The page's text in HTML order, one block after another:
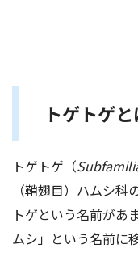
トゲトゲと
トゲトゲ（
（鞘翅目）ハムシ
トゲという名前があ
ムシ」という名前に